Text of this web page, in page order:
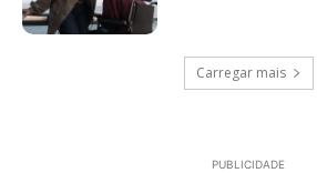
Carregar mais
PUBLICIDADE